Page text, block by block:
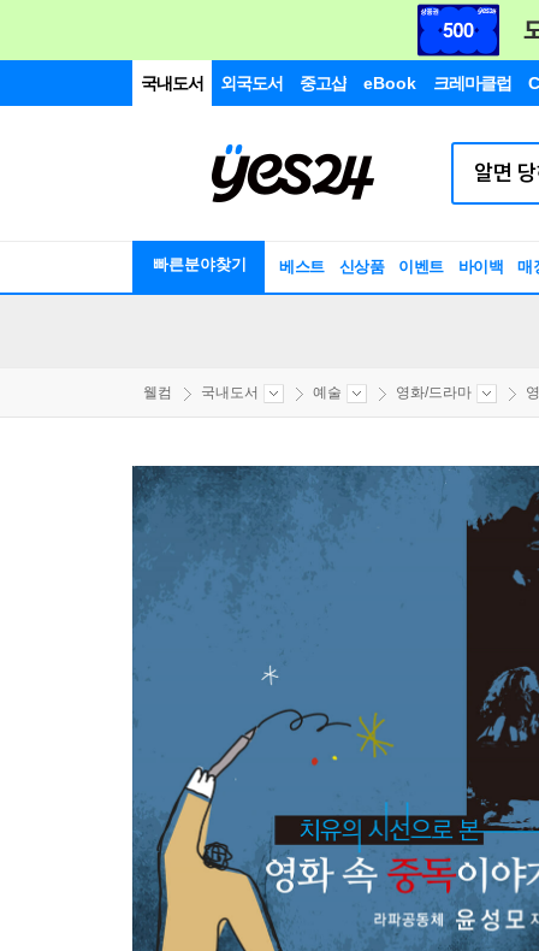
국내도서 외국도서 중고샵 eBook 크레마클럽
빠른분야찾기 베스트 신상품 이벤트 바이백 매
웰컴 국내도서 예술 영화/드라마